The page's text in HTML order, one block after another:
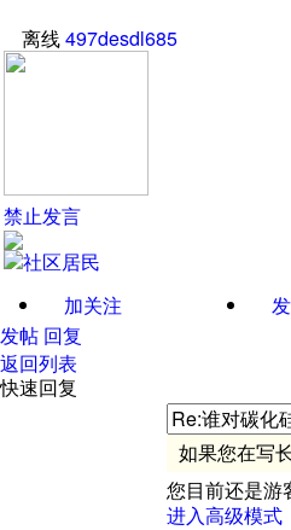
离线497desdl685
禁止发言
加关注
发帖 回复
返回列表
快速回复
如果您在写
您目前还是游
进入高级模式